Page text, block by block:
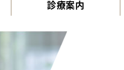
診療案内